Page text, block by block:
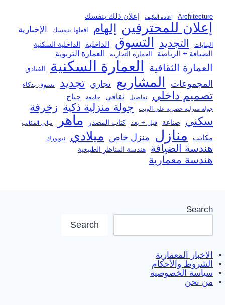
Architecture إعادة التكيف إعلان ذلك بنفسك
إعلان للمحترفين إلهام افعلها بنفسك الإخبارية
البنايات التجديد التسوق الداخلية الداخلية السكنية
الضيافة + الرياضة العمارة التجارية العمارة التربوية
العمارة الثقافية العمارة السكنية الفنادق
المجموعات المشاريع تجاري تجديد تسوق بذكاء
تصميم داخلي تفاصيل ثقافي جامعة جناح
جولة منزلية حصرية على الويب جولة منزلية ذكية زخرفة
سكني صناعة قبل + بعد كتاب المصدر ماهر مباني المكاتب
مكاتب منازل منزل خاص ميلادي نيويورك
هندسة الضيافة هندسة المناظر الطبيعية
هندسة معمارية
Search
Search
الاخبار المعمارية
الشروط والأحكام
سياسة الخصوصية
من نحن